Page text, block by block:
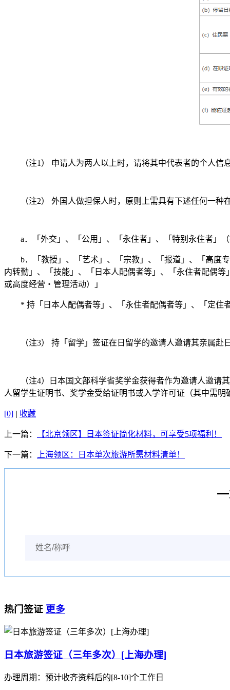
（注1） 申请人为两人以上时，请将其中代表者的个人信
（注2） 外国人做担保人时，原则上需具有下述任何一种
a．「外交」、「公用」、「永住者」、「特别永住者」（
b．「教授」、「艺术」、「宗教」、「报道」、「高度专
内转勤」、「技能」、「日本人配偶者等」、「永住者配偶
或高度经营・管理活动）」
* 持「日本人配偶者等」、「永住者配偶者等」、「定住
（注3） 持「留学」签证在日留学的邀请人邀请其亲属赴
（注4）日本国文部科学省奖学金获得者作为邀请人邀请其
人留学生证明书、奖学金受给证明书或入学许可证（其中需
[0] | 收藏
上一篇： 【北京领区】日本签证简化材料，可享受5项福利！
下一篇： 上海领区：日本单次旅游所需材料清单！
热门签证 更多
日本旅游签证（三年多次）[上海办理]
办理周期：预计收齐资料后的[8-10]个工作日